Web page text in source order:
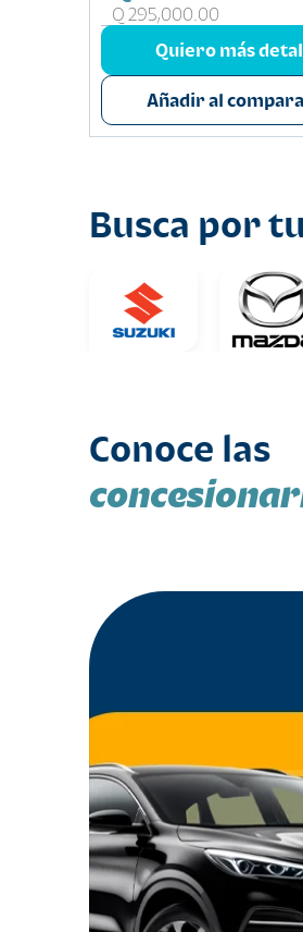
Q 295,000.00
Quiero más
Añadir al
Busca por tu
Conoce las